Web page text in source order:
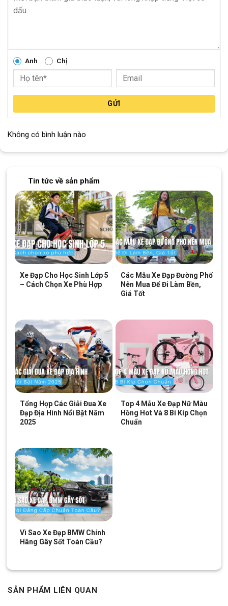
Anh Chị
GỬI
Không có bình luận nào
Tin tức về sản phẩm
Xe Đạp Cho Học Sinh Lớp 5
– Cách Chọn Xe Phù Hợp
Các Mẫu Xe Đạp Đường Phố
Nên Mua Để Đi Làm Bền,
Giá Tốt
Tổng Hợp Các Giải Đua Xe
Đạp Địa Hình Nổi Bật Năm
2025
Top 4 Mẫu Xe Đạp Nữ Màu
Hồng Hot Và 8 Bí Kíp Chọn
Chuẩn
Vì Sao Xe Đạp BMW Chính
Hãng Gây Sốt Toàn Cầu?
SẢN PHẨM LIÊN QUAN